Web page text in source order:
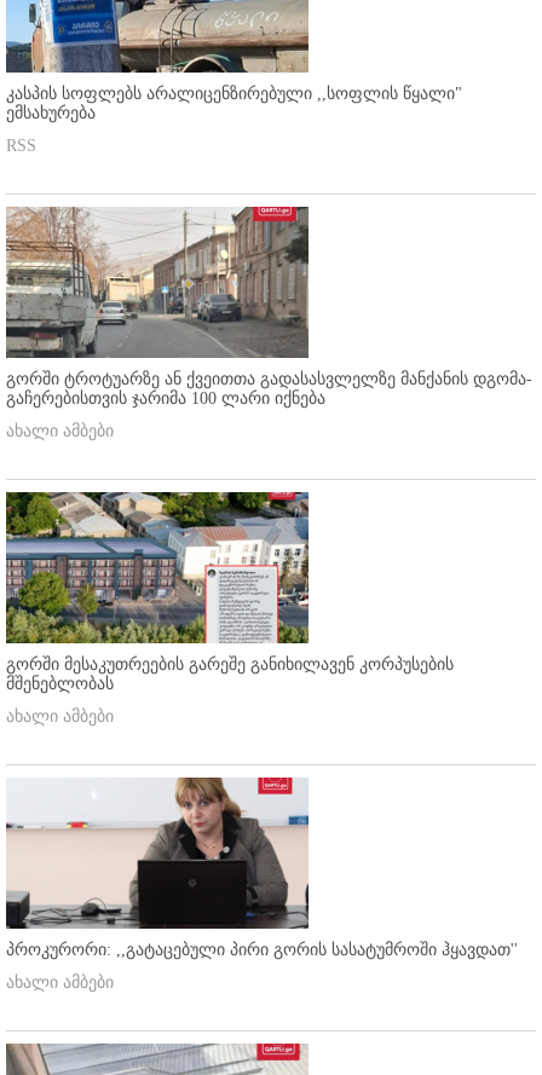
კასპის სოფლებს არალიცენზირებული ,,სოფლის წყალი"
ემსახურება
RSS
გორში ტროტუარზე ან ქვეითთა გადასასვლელზე მანქანის დგომა-
გაჩერებისთვის ჯარიმა 100 ლარი იქნება
ახალი ამბები
გორში მესაკუთრეების გარეშე განიხილავენ კორპუსების
მშენებლობას
ახალი ამბები
პროკურორი: ,,გატაცებული პირი გორის სასატუმროში ჰყავდათ''
ახალი ამბები